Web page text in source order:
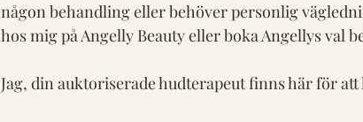
någon behandling eller behöver personlig
hos mig på Angelly Beauty eller boka Angellys val
Jag, din auktoriserade hudterapeut finns här för att